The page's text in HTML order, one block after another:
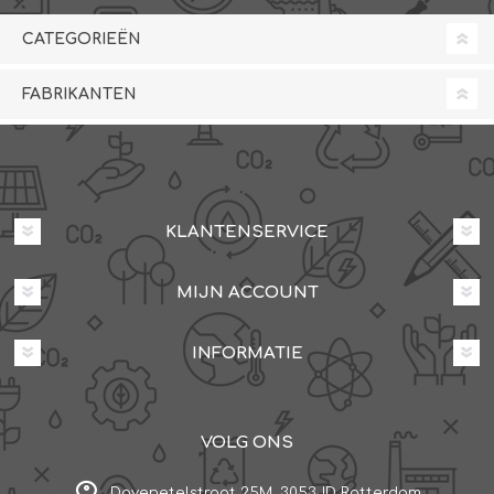
CATEGORIEËN
FABRIKANTEN
KLANTENSERVICE
MIJN ACCOUNT
INFORMATIE
VOLG ONS